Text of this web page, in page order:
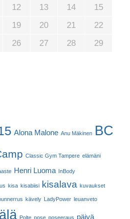
12 13 14
15
19 20 21
22
26 27 28
29
Alona Malone Anu Mäkinen BC
Classic Gym Tampere elämäni
Henri Luoma InBody
kisa kisabiisi kisalava kuvaukset
kävely LadyPower leuanveto
Polte pose poseeraus päivä